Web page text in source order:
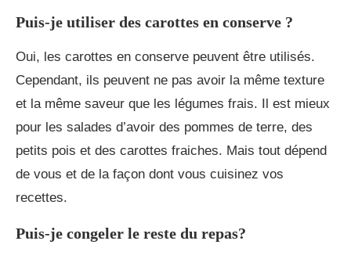
Puis-je utiliser des carottes en conserve ?
Oui, les carottes en conserve peuvent être utilisés.
Cependant, ils peuvent ne pas avoir la même texture
et la même saveur que les légumes frais. Il est mieux
pour les salades d’avoir des pommes de terre, des
petits pois et des carottes fraiches. Mais tout dépend
de vous et de la façon dont vous cuisinez vos
recettes.
Puis-je congeler le reste du repas?